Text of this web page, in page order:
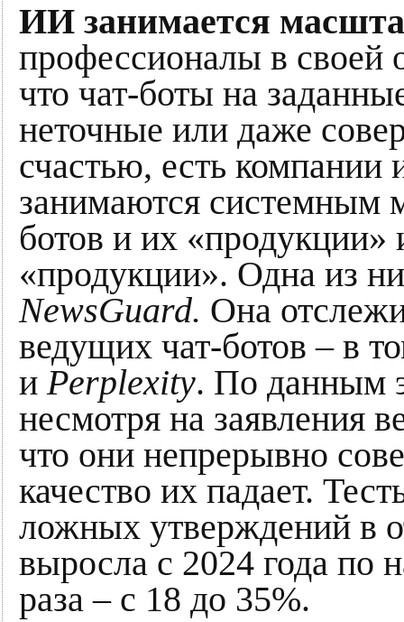
ИИ занимается
профессионалы в своей
что чат-боты на
неточные или даже
счастью, есть компании
занимаются системным
ботов и их «продукции»
«продукции». Одна из
NewsGuard. Она
ведущих чат-ботов – в
иPerplexity. По данным
несмотря на заявления
что они непрерывно
качество их падает.
ложных утверждений в
выросла с 2024 года по
раза – с 18 до 35%.